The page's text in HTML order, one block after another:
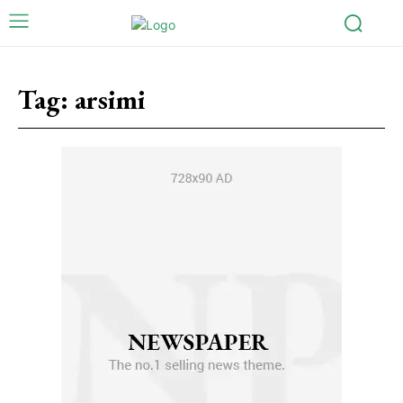
Tag: arsimi